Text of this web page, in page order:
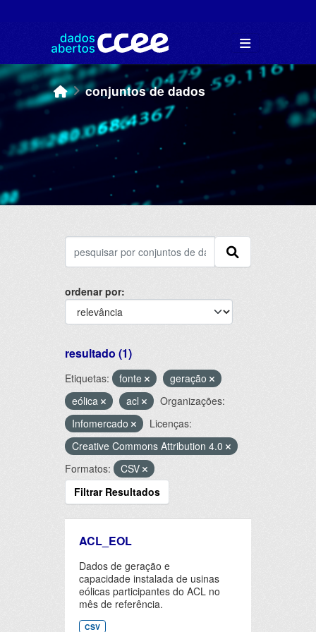
conjuntos de dados
ordenar por
resultado (1)
Etiquetas: fonte
geração
eólica
acl
Organizações:
Infomercado
Licenças:
Creative Commons Attribution 4.0
Formatos:
CSV
Filtrar Resultados
ACL_EOL
Dados de geração e
capacidade instalada de usinas
eólicas participantes do ACL no
mês de referência.
CSV